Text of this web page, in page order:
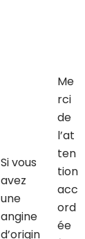
Si vous
avez
une
angine
d’origin
Me
rci
de
l’at
ten
tion
acc
ord
ée